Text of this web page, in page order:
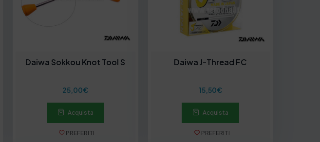
Daiwa Sokkou Knot Tool S
25,00€
Acquista
PREFERITI
Daiwa J-Thread FC
15,50€
Acquista
PREFERITI